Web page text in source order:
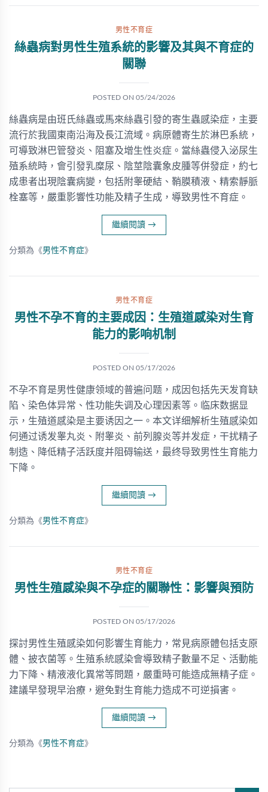
男性不育症
絲蟲病對男性生殖系統的影響及其與不育症的
關聯
POSTED ON 05/24/2026
絲蟲病是由班氏絲蟲或馬來絲蟲引發的寄生蟲感染症，主要
流行於我國東南沿海及長江流域。病原體寄生於淋巴系統，
可導致淋巴管發炎、阻塞及增生性炎症。當絲蟲侵入泌尿生
殖系統時，會引發乳糜尿、陰莖陰囊象皮腫等併發症，約七
成患者出現陰囊病變，包括附睾硬結、鞘膜積液、精索靜脈
栓塞等，嚴重影響性功能及精子生成，導致男性不育症。
繼續閱讀 →
分類為《男性不育症》
男性不育症
男性不孕不育的主要成因：生殖道感染对生育
能力的影响机制
POSTED ON 05/17/2026
不孕不育是男性健康领域的普遍问题，成因包括先天发育缺
陷、染色体异常、性功能失调及心理因素等。临床数据显
示，生殖道感染是主要诱因之一。本文详细解析生殖感染如
何通过诱发睾丸炎、附睾炎、前列腺炎等并发症，干扰精子
制造、降低精子活跃度并阻碍输送，最终导致男性生育能力
下降。
繼續閱讀 →
分類為《男性不育症》
男性不育症
男性生殖感染與不孕症的關聯性：影響與預防
POSTED ON 05/17/2026
探討男性生殖感染如何影響生育能力，常見病原體包括支原
體、披衣菌等。生殖系統感染會導致精子數量不足、活動能
力下降、精液液化異常等問題，嚴重時可能造成無精子症。
建議早發現早治療，避免對生育能力造成不可逆損害。
繼續閱讀 →
分類為《男性不育症》